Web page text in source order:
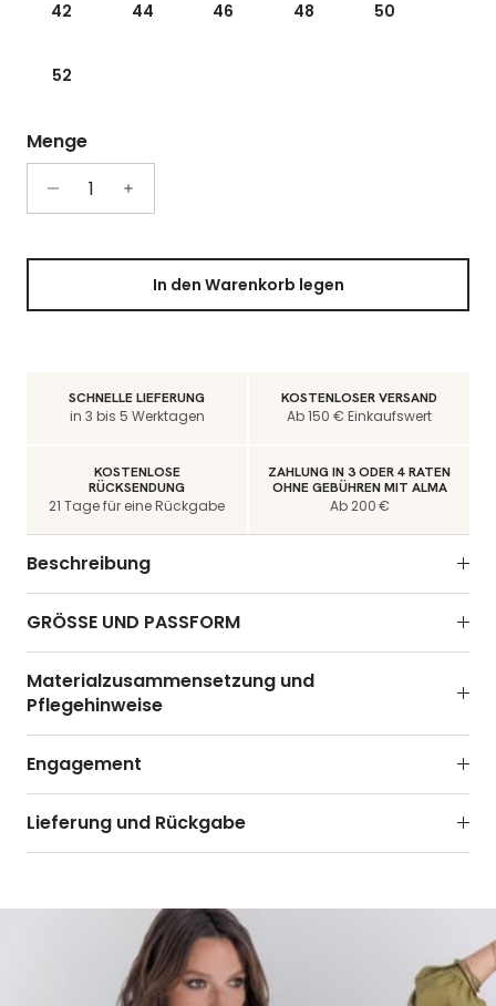
42 44 46 48 50
52
Menge
In den Warenkorb legen
SCHNELLE LIEFERUNG
in 3 bis 5 Werktagen
KOSTENLOSER VERSAND
Ab 150 € Einkaufswert
KOSTENLOSE
RÜCKSENDUNG
21 Tage für eine Rückgabe
ZAHLUNG IN 3 ODER 4 RATEN
OHNE GEBÜHREN MIT ALMA
Ab 200 €
Beschreibung
GRÖSSE UND PASSFORM
Materialzusammensetzung und
Pflegehinweise
Engagement
Lieferung und Rückgabe